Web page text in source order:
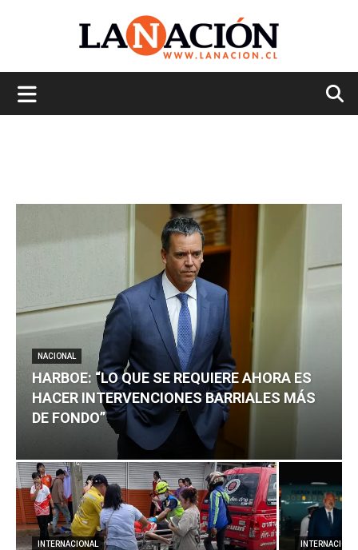
NACIONAL
HARBOE: “LO QUE SE REQUIERE AHORA ES
HACER INTERVENCIONES BARRIALES MÁS
DE FONDO”
INTERNACIONAL